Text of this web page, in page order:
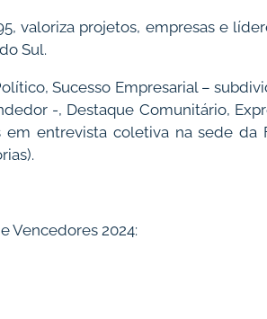
valoriza projetos, empresas e
Sul.
Sucesso Empresarial –
-, Destaque Comunitário,
em entrevista coletiva na sede da
Vencedores 2024: